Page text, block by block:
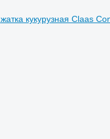
жатка кукурузная Claas